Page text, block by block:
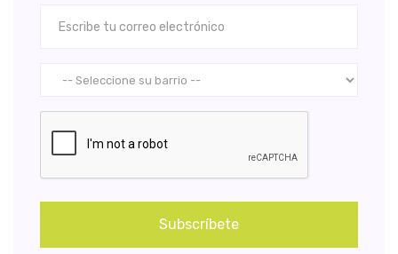
Subscríbete